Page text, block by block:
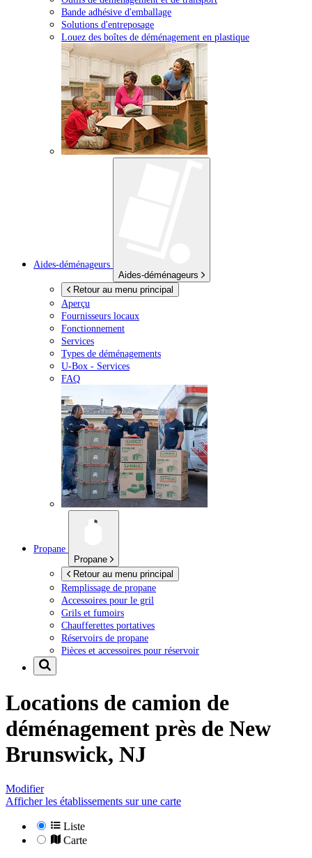
Bande adhésive d'emballage
Solutions d'entreposage
Louez des boîtes de déménagement en plastique
Aides-déménageurs
Aides-déménageurs
Retour au menu principal
Aperçu
Fournisseurs locaux
Fonctionnement
Services
Types de déménagements
U-Box - Services
FAQ
Propane
Propane
Retour au menu principal
Remplissage de propane
Accessoires pour le gril
Grils et fumoirs
Chaufferettes portatives
Réservoirs de propane
Pièces et accessoires pour réservoir
Locations de camion de
déménagement près de New
Brunswick, NJ
Modifier
Afficher les établissements sur une carte
Liste
Carte